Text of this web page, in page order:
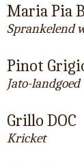
Maria Pia
Sprankelend
Pinot
Jato-landgoed
Grillo DOC
Kricket